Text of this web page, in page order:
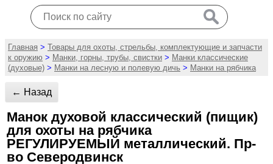
Главная > Товары для охоты, стрельбы, комплектующие и запчасти
к оружию > Манки, горны, трубы, свистки > Манки классические
(духовые) > Манки на лесную и полевую дичь > Манки на рябчика
← Назад
Манок духовой классический (пищик)
для охоты на рябчика
РЕГУЛИРУЕМЫЙ металлический. Пр-
во Северодвинск